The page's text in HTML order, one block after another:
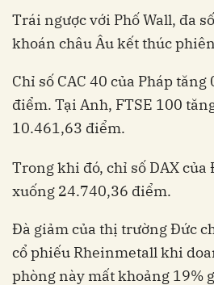
Trái ngược với Phố Wall, đa
khoán châu Âu kết thúc
Chỉ số CAC 40 của Pháp
điểm. Tại Anh, FTSE 100
10.461,63 điểm.
Trong khi đó, chỉ số DAX của
xuống 24.740,36 điểm.
Đà giảm của thị trường Đức
cổ phiếu Rheinmetall khi
phòng này mất khoảng 19%